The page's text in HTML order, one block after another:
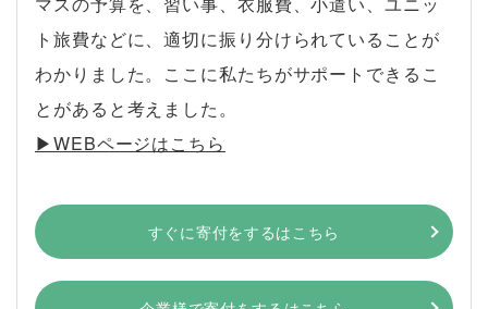
ト旅費などに、適切に振り分けられていることが
わかりました。ここに私たちがサポートできるこ
とがあると考えました。
▶︎WEBページはこちら
すぐに寄付をするはこちら